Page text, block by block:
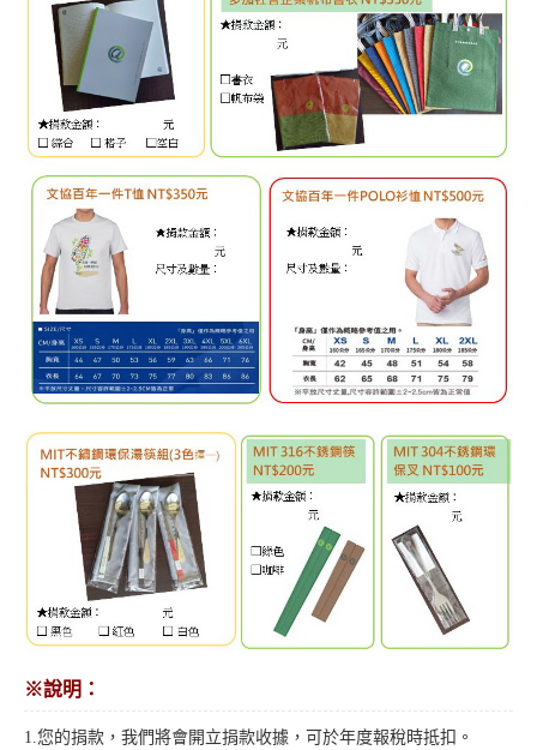
※說明：
1.您的捐款，我們將會開立捐款收據，可於年度報稅時抵扣。